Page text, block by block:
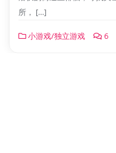
所， […]
小游戏/独立游戏 6